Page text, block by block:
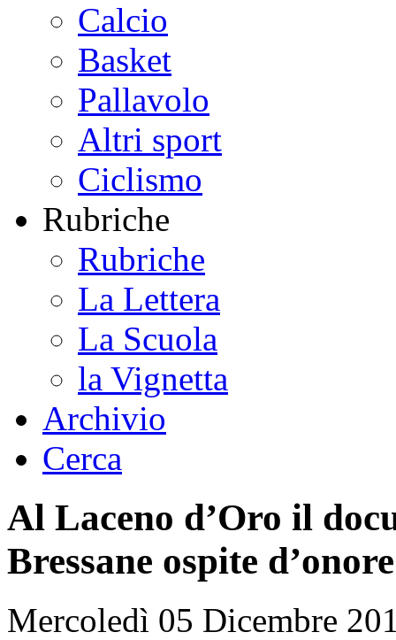
Calcio
Basket
Pallavolo
Altri sport
Ciclismo
Rubriche
Rubriche
La Lettera
La Scuola
la Vignetta
Archivio
Cerca
Al Laceno d’Oro il
Bressane ospite d’onore
Mercoledì 05 Dicembre